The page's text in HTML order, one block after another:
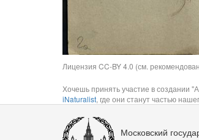
Лицензия CC-BY 4.0 (см.
Хочешь принять участие в создании
iNaturalist, где они станут частью
Московский